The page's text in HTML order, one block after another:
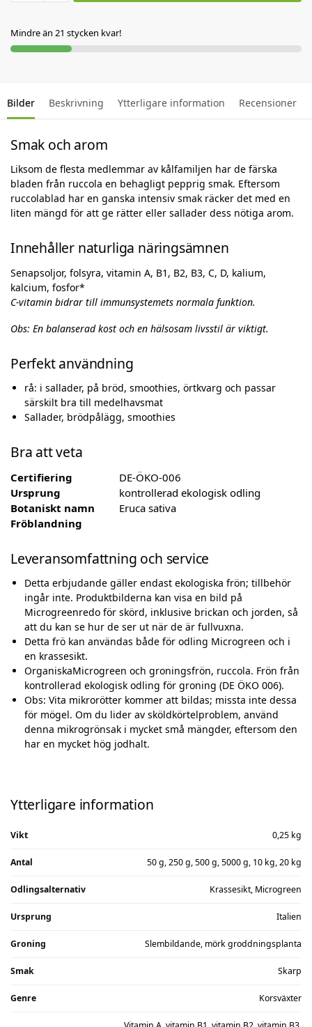
Mindre än 21 stycken kvar!
Bilder Beskrivning Ytterligare information Recensioner
Smak och arom
Liksom de flesta medlemmar av kålfamiljen har de färska
bladen från ruccola en behagligt pepprig smak. Eftersom
ruccolablad har en ganska intensiv smak räcker det med en
liten mängd för att ge rätter eller sallader dess nötiga arom.
Innehåller naturliga näringsämnen
Senapsoljor, folsyra, vitamin A, B1, B2, B3, C, D, kalium,
kalcium, fosfor*
C-vitamin bidrar till immunsystemets normala funktion.
Obs: En balanserad kost och en hälsosam livsstil är viktigt.
Perfekt användning
rå: i sallader, på bröd, smoothies, örtkvarg och passar
särskilt bra till medelhavsmat
Sallader, brödpålägg, smoothies
Bra att veta
Certifiering
DE-ÖKO-006
Ursprung
kontrollerad ekologisk odling
Botaniskt namn
Eruca sativa
Fröblandning
Leveransomfattning och service
Detta erbjudande gäller endast ekologiska frön; tillbehör
ingår inte. Produktbilderna kan visa en bild på
Microgreenredo för skörd, inklusive brickan och jorden, så
att du kan se hur de ser ut när de är fullvuxna.
Detta frö kan användas både för odling Microgreen och i
en krassesikt.
OrganiskaMicrogreen och groningsfrön, ruccola. Frön från
kontrollerad ekologisk odling för groning (DE ÖKO 006).
Obs: Vita mikrorötter kommer att bildas; missta inte dessa
för mögel. Om du lider av sköldkörtelproblem, använd
denna mikrogrönsak i mycket små mängder, eftersom den
har en mycket hög jodhalt.
Ytterligare information
Vikt 0,25 kg
Antal 50 g, 250 g, 500 g, 5000 g, 10 kg, 20 kg
Odlingsalternativ Krassesikt, Microgreen
Ursprung Italien
Groning Slembildande, mörk groddningsplanta
Smak Skarp
Genre Korsväxter